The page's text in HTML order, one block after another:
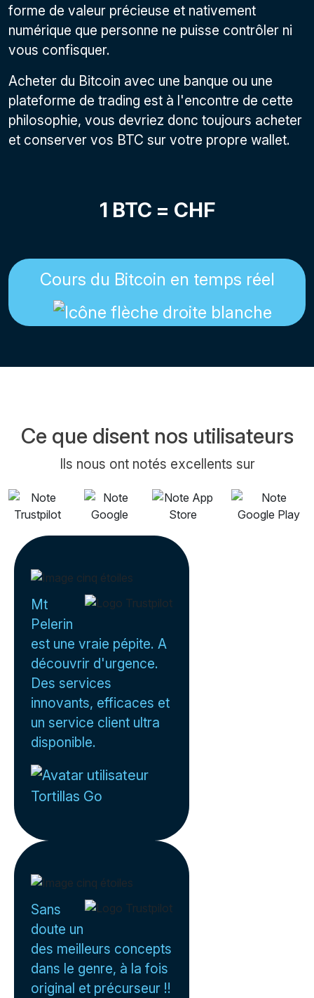
forme de valeur précieuse et nativement
numérique que personne ne puisse contrôler ni
vous confisquer.
Acheter du Bitcoin avec une banque ou une
plateforme de trading est à l'encontre de cette
philosophie, vous devriez donc toujours acheter
et conserver vos BTC sur votre propre wallet.
1 BTC = CHF
Cours du Bitcoin en temps réel
Ce que disent nos utilisateurs
Ils nous ont notés excellents sur
Mt
Pelerin
est une vraie pépite. A
découvrir d'urgence.
Des services
innovants, efficaces et
un service client ultra
disponible.
Tortillas Go
Sans
doute un
des meilleurs concepts
dans le genre, à la fois
original et précurseur !!